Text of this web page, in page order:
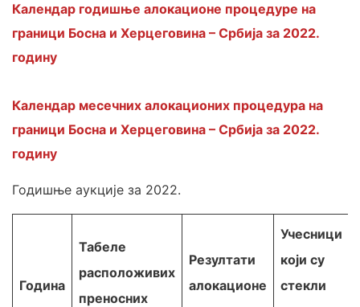
Календар годишње алокационе процедуре на
граници Босна и Херцеговина – Србија за 2022.
годину
Календар месечних алокационих процедура на
граници Босна и Херцеговина – Србија за 2022.
годину
Годишње аукције за 2022.
Година
Табеле
расположивих
преносних
Резултати
алокационе
Учесници
који су
стекли